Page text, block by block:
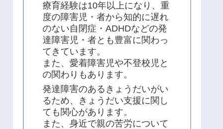
療育経験は10年以上になり、重
度の障害児・者から知的に遅れ
のない自閉症・ADHDなどの発
達障害児・者とも豊富に関わっ
てきています。
また、愛着障害児や不登校児と
の関わりもあります。
発達障害のあるきょうだいがい
るため、きょうだい支援に関し
ても関心があります。
また、身近で親の苦労について